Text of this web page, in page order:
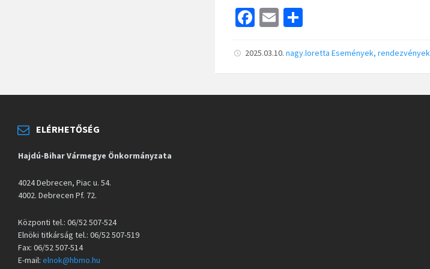
Fa
b
o
o
E
ai
l
ar
e
2025.03.10.nagy.loretta Események, rendezvények
ELÉRHETŐSÉG
Hajdú-Bihar Vármegye Önkormányzata
4024 Debrecen, Piac u. 54.
4002. Debrecen Pf. 72.
Központi tel.: 06/52 507-524
Elnöki titkárság tel.: 06/52 507-519
Fax: 06/52 507-514
E-mail: elnok@hbmo.hu